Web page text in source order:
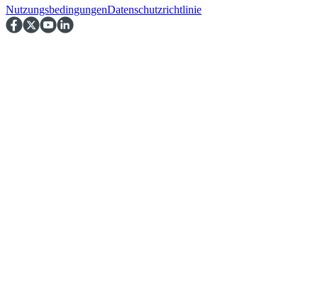
NutzungsbedingungenDatenschutzrichtlinie